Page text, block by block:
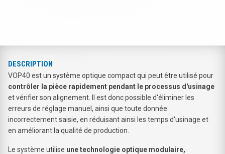
DESCRIPTION
VOP40 est un système optique compact qui peut être utilisé pour
contrôler la pièce rapidement pendant le processus d'usinage
et vérifier son alignement. Il est donc possible d'éliminer les
erreurs de réglage manuel, ainsi que toute donnée
incorrectement saisie, en réduisant ainsi les temps d'usinage et
en améliorant la qualité de production.
Le système utilise une technologie optique modulaire,